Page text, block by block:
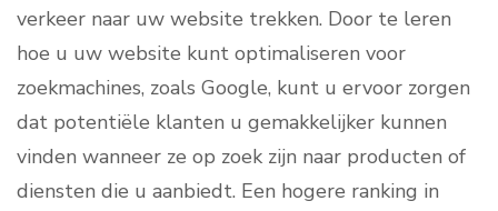
verkeer naar uw website trekken. Door te leren
hoe u uw website kunt optimaliseren voor
zoekmachines, zoals Google, kunt u ervoor zorgen
dat potentiële klanten u gemakkelijker kunnen
vinden wanneer ze op zoek zijn naar producten of
diensten die u aanbiedt. Een hogere ranking in